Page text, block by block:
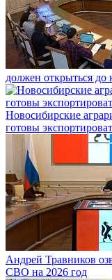
должен открыться до
Новосибирские
готовы
Андрей Травников
СВО на 2026 год